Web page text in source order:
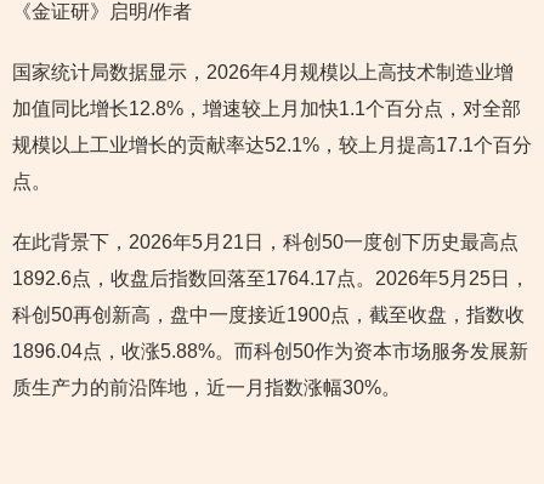
《金证研》启明/作者
国家统计局数据显示，2026年4月规模以上高技术制造业增
加值同比增长12.8%，增速较上月加快1.1个百分点，对全部
规模以上工业增长的贡献率达52.1%，较上月提高17.1个百分
点。
在此背景下，2026年5月21日，科创50一度创下历史最高点
1892.6点，收盘后指数回落至1764.17点。2026年5月25日，
科创50再创新高，盘中一度接近1900点，截至收盘，指数收
1896.04点，收涨5.88%。而科创50作为资本市场服务发展新
质生产力的前沿阵地，近一月指数涨幅30%。